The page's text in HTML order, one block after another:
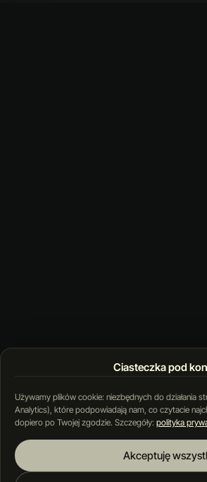
Ciasteczka pod
Używamy plików cookie: niezbędnych do działania
Analytics), które podpowiadają nam, co czytacie
dopiero po Twojej zgodzie. Szczegóły: polityka
Akceptuję